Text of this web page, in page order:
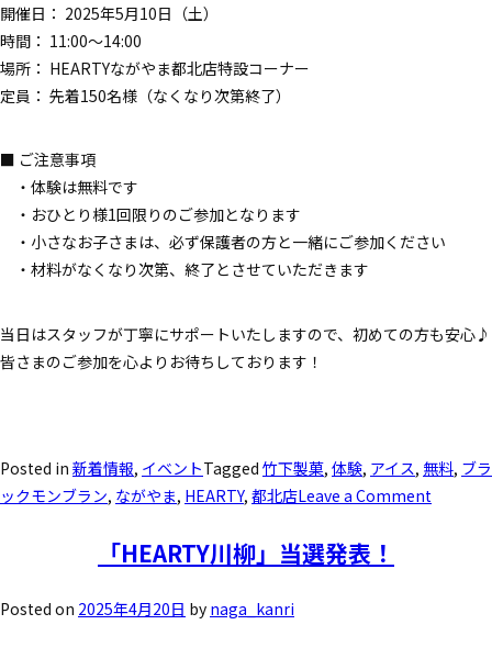
開催日： 2025年5月10日（土）
時間： 11:00～14:00
場所： HEARTYながやま都北店特設コーナー
定員： 先着150名様（なくなり次第終了）
■ ご注意事項
・体験は無料です
・おひとり様1回限りのご参加となります
・小さなお子さまは、必ず保護者の方と一緒にご参加ください
・材料がなくなり次第、終了とさせていただきます
当日はスタッフが丁寧にサポートいたしますので、初めての方も安心♪
皆さまのご参加を心よりお待ちしております！
Posted in 新着情報, イベントTagged 竹下製菓, 体験, アイス, 無料, ブラ
ックモンブラン, ながやま, HEARTY, 都北店Leave a Comment
「HEARTY川柳」当選発表！
Posted on 2025年4月20日 by naga_kanri